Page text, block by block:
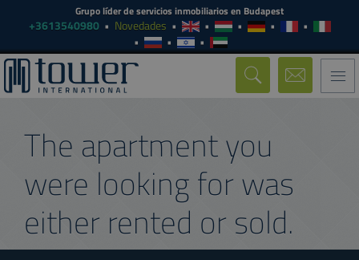
Grupo líder de servicios inmobiliarios en Budapest
+3613540980 Novedades
The apartment you
were looking for was
either rented or sold.